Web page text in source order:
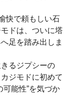
快で頼もしい石
ドは、ついに塔
足を踏み出しま
るジプシーの
ジモドに初めて
能性”を気づか